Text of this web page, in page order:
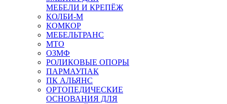
МЕБЕЛИ И КРЕПЁЖ
КОЛБИ-М
КОМКОР
МЕБЕЛЬТРАНС
MTO
ОЗМФ
РОЛИКОВЫЕ ОПОРЫ
ПАРМАУПАК
ПК АЛЬЯНС
ОРТОПЕДИЧЕСКИЕ
ОСНОВАНИЯ ДЛЯ